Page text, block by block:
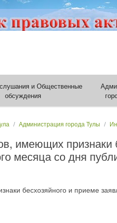
и Общественные
обсуждения
Администрация города Тулы
имеющих признаки
месяца со дня
бесхозяйного и приеме